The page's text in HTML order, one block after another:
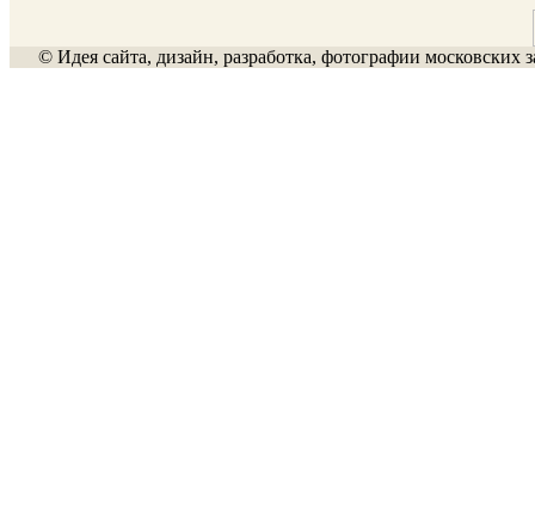
© Идея сайта, дизайн, разработка, фотографии московских